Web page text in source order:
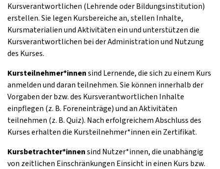
Kursverantwortlichen (Lehrende oder Bildungsinstitution)
erstellen. Sie legen Kursbereiche an, stellen Inhalte,
Kursmaterialien und Aktivitäten ein und unterstützen die
Kursverantwortlichen bei der Administration und Nutzung
des Kurses.
Kursteilnehmer*innensind Lernende, die sich zu einem Kurs
anmelden und daran teilnehmen. Sie können innerhalb der
Vorgaben der bzw. des Kursverantwortlichen Inhalte
einpflegen (z. B. Foreneinträge) und an Aktivitäten
teilnehmen (z. B. Quiz). Nach erfolgreichem Abschluss des
Kurses erhalten die Kursteilnehmer*innen ein Zertifikat.
Kursbetrachter*innensind Nutzer*innen, die unabhängig
von zeitlichen Einschränkungen Einsicht in einen Kurs bzw.